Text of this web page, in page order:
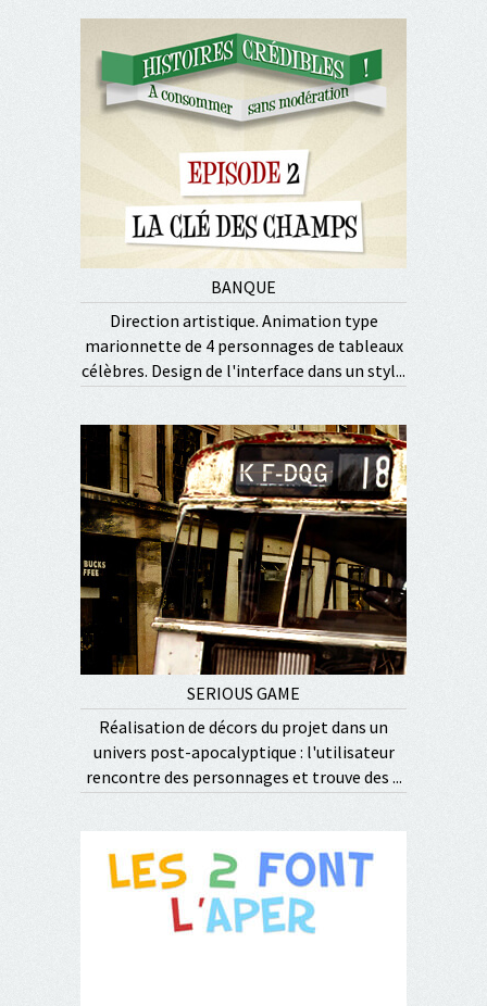
BANQUE
Direction artistique. Animation type
marionnette de 4 personnages de tableaux
célèbres. Design de l'interface dans un styl...
SERIOUS GAME
Réalisation de décors du projet dans un
univers post-apocalyptique : l'utilisateur
rencontre des personnages et trouve des ...